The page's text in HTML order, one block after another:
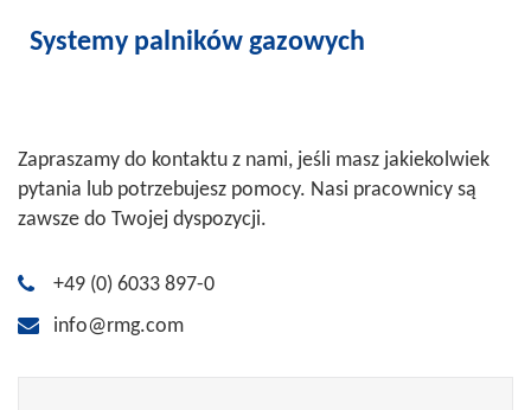
precyzyjnie.
przypadku systemów palników gazowych
również stabilną i wydajną pracę w
większych systemach palników
gazowych. RMG dostarcza odpowiednią
Systemy palników gazowych
Zapraszamy do kontaktu z nami, jeśli masz jakiekolwiek
pytania lub potrzebujesz pomocy. Nasi pracownicy są
zawsze do Twojej dyspozycji.
+49 (0) 6033 897-0
info@rmg.com